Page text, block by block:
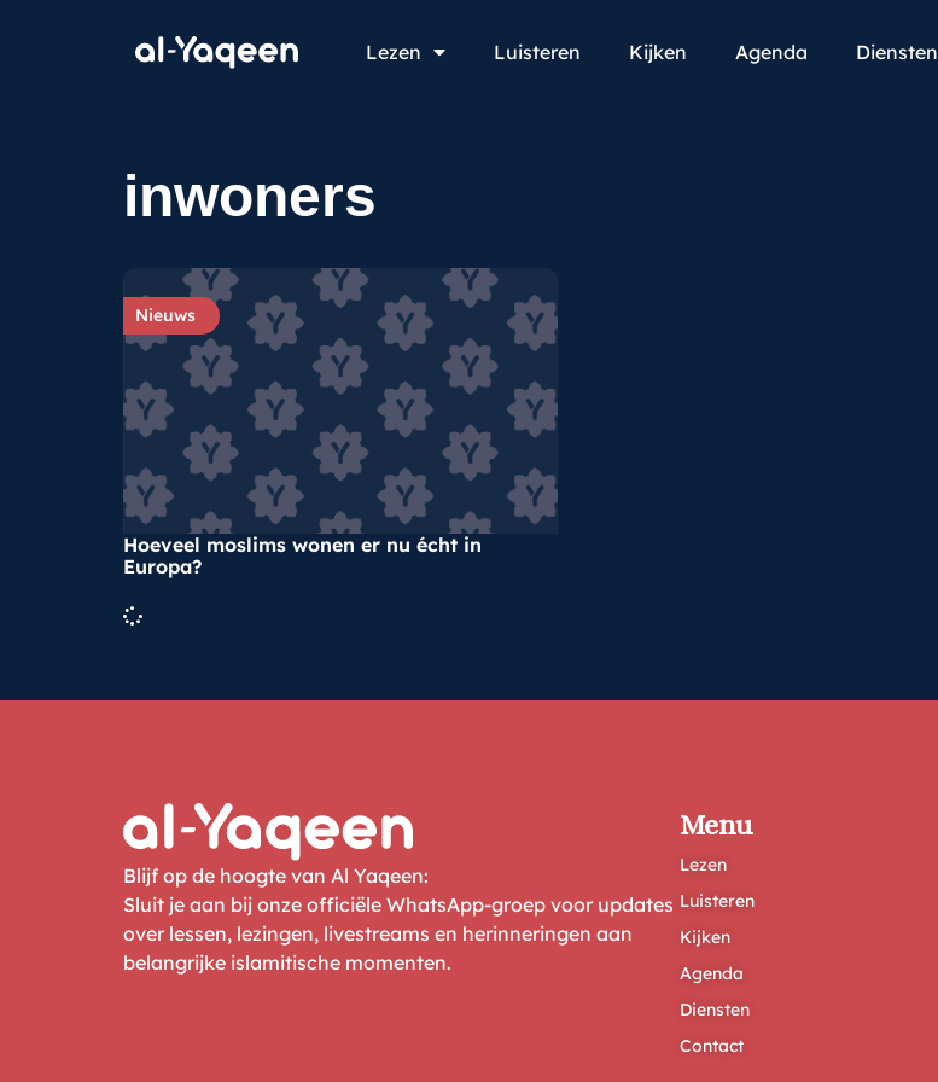
Lezen Luisteren Kijken Agenda Diensten
inwoners
Nieuws
Hoeveel moslims wonen er nu écht in
Europa?
Blijf op de hoogte van Al Yaqeen:
Sluit je aan bij onze officiële WhatsApp-groep voor updates
over lessen, lezingen, livestreams en herinneringen aan
belangrijke islamitische momenten.
Menu
Lezen
Luisteren
Kijken
Agenda
Diensten
Contact